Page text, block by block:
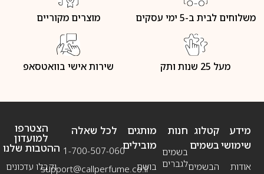
משלוחים לבית ב-5 ימי עסקים מוצרים מקוריים
מעל 25 שנות ותק שירות אישי בוואטסאפ
מידע
שימושי
אודות
חנות
בשמים
לגברים
קטלוג
בשמים
הבשמים
מותגים
מובילים
בושם
לכל שאלה
1-700-507-060
support@callperfume.co.il
הצטרפו
למועדון
ההטבות שלנו
וקבלו עדכונים